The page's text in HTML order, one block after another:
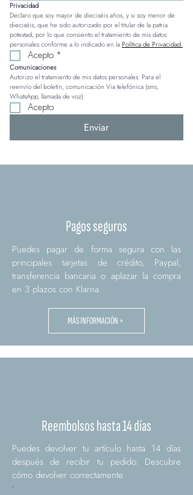
Privacidad
Declaro que soy mayor de dieciséis años, y si soy menor de
dieciséis, que he sido autorizado por el titular de la patria
potestad, por lo que consiento el tratamiento de mis datos
personales conforme a lo indicado en la Política de Privacidad.
Acepto *
Comunicaciones
Autorizo el tratamiento de mis datos personales. Para el
reenvío del boletín, comunicación Via telefónica (sms,
WhatsApp, llamada de voz)
Acepto
Enviar
Pagos seguros
Puedes pagar de forma segura con las
principales tarjetas de crédito, Paypal,
transferencia bancaria o aplazar la compra
en 3 plazos con Klarna.
MÁS INFORMACIÓN >
Reembolsos hasta 14 días
Puedes devolver tu artículo hasta 14 días
después de recibir tu pedido. Descubre
cómo devolver correctamente.